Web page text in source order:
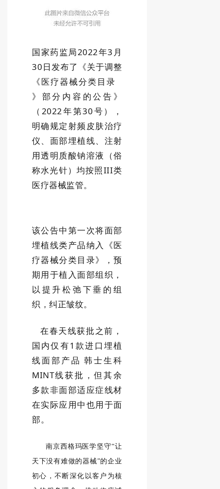
国家药监局2022年3月
30日发布了《关于调整
《医疗器械分类目录
》部分内容的公告》
（2022年第30号），
明确规定射频皮肤治疗
仪、面部埋植线、注射
用透明质酸钠溶液（俗
称水光针）均按照III类
医疗器械监管。
该公告中第一次将面部
埋植线类产品纳入《医
疗器械分类目录》，预
期用于植入面部组织，
以提升松弛下垂的组
织，纠正皱纹。
在春天线获批之前，
国内仅有1款进口埋植
线面部产品 韩士生科
MINT线获批，但其余
多款非面部适应症线材
在实际应用中也用于面
部。
南京西格玛医学坚守“让
天下没有难做的器械”的企业
初心，不断深化以客户为核